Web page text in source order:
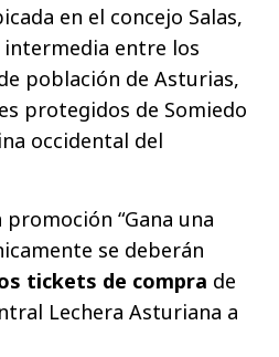
en el concejo Salas,
entre los
población de Asturias,
protegidos de Somiedo
occidental del
“Gana una
se deberán
tickets de compra de
Lechera Asturiana a